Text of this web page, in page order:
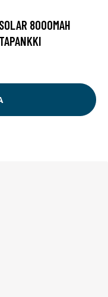
8000MAH